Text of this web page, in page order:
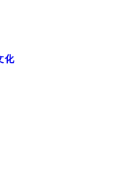
化